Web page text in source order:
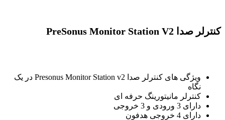
کنترلر صدا PreSonus Monitor Station V2
ویژگی های کنترلر صدا Presonus Monitor Station v2 در یک
نگاه
کنترلر مانیتورینگ حرفه ای
دارای 3 ورودی و 3 خروجی
دارای 4 خروجی هدفون